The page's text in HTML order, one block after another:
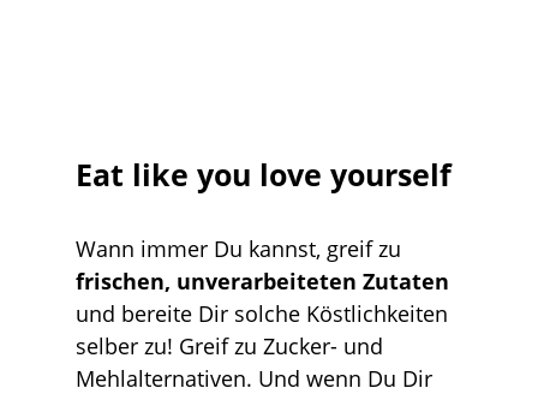
Eat like you love yourself
Wann immer Du kannst, greif zu
frischen, unverarbeiteten Zutaten
und bereite Dir solche Köstlichkeiten
selber zu! Greif zu Zucker- und
Mehlalternativen. Und wenn Du Dir